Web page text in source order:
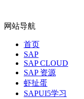
网站导航
首页
SAP
SAP CLOUD
SAP 资源
虾扯蛋
SAPUI5学习